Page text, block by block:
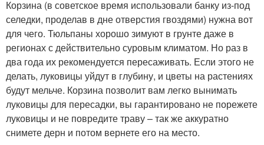
Корзина (в советское время использовали банку из-под
селедки, проделав в дне отверстия гвоздями) нужна вот
для чего. Тюльпаны хорошо зимуют в грунте даже в
регионах с действительно суровым климатом. Но раз в
два года их рекомендуется пересаживать. Если этого не
делать, луковицы уйдут в глубину, и цветы на растениях
будут мельче. Корзина позволит вам легко вынимать
луковицы для пересадки, вы гарантировано не порежете
луковицы и не повредите траву – так же аккуратно
снимете дерн и потом вернете его на место.